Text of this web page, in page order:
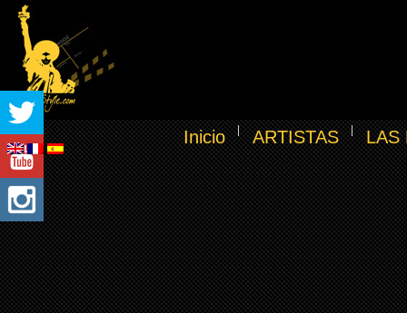
Inicio ARTISTAS LAS